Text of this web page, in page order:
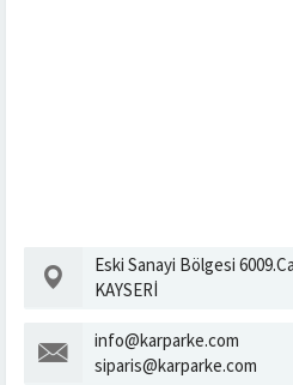
Eski Sanayi Bölgesi
KAYSERİ
info@karparke.com
siparis@karparke.com